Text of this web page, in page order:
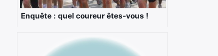
Enquête : quel coureur êtes-vous !